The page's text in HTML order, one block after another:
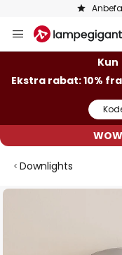
to
Kun
Ekstra rabat: 10% fra
Downlights
Gå